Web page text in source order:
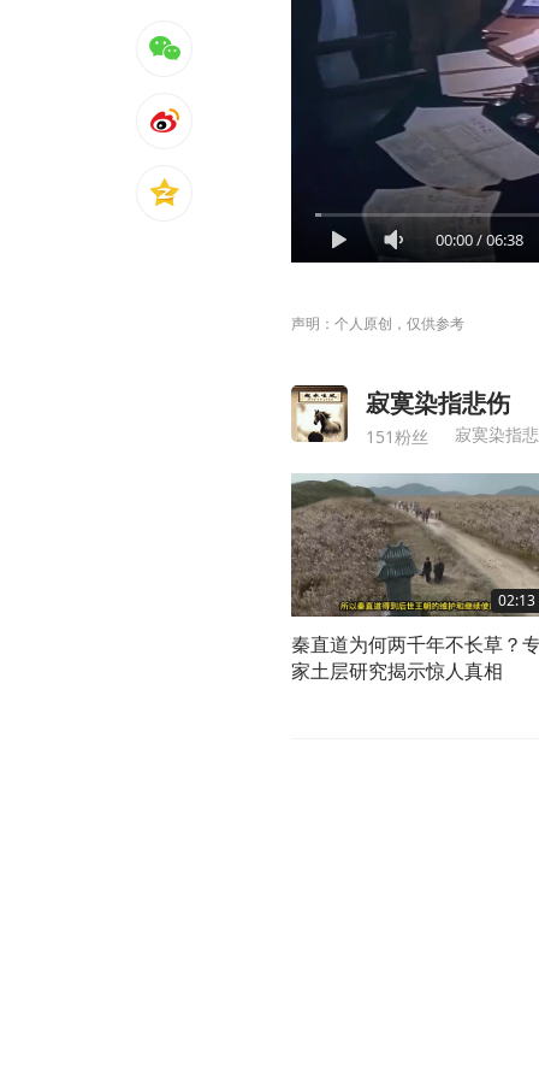
00:00/06:38
声明：个人原创，仅供参考
寂寞染指悲伤
151粉丝 寂寞染指
02:13
秦直道为何两千年不长草？
家土层研究揭示惊人真相